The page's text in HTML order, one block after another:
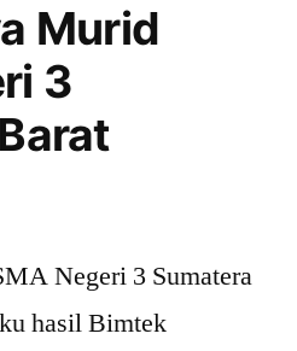
Murid
3
Negeri 3 Sumatera
hasil Bimtek